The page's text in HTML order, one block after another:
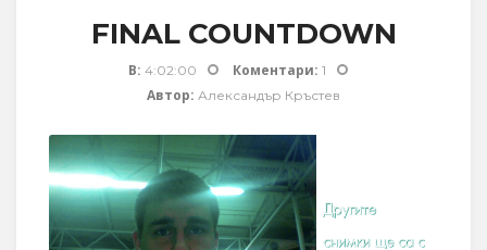
FINAL COUNTDOWN
В: 4:02:00 Коментари: 1
Автор: Александър Кръстев